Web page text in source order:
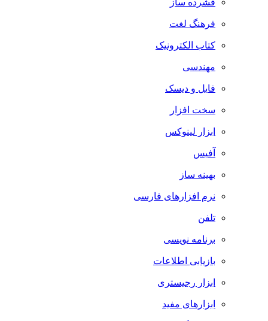
فشرده ساز
فرهنگ لغت
کتاب الکترونیک
مهندسی
فایل و دیسک
سخت افزار
ابزار لینوکس
آفیس
بهینه ساز
نرم افزارهای فارسی
تلفن
برنامه نویسی
بازیابی اطلاعات
ابزار رجیستری
ابزارهای مفید